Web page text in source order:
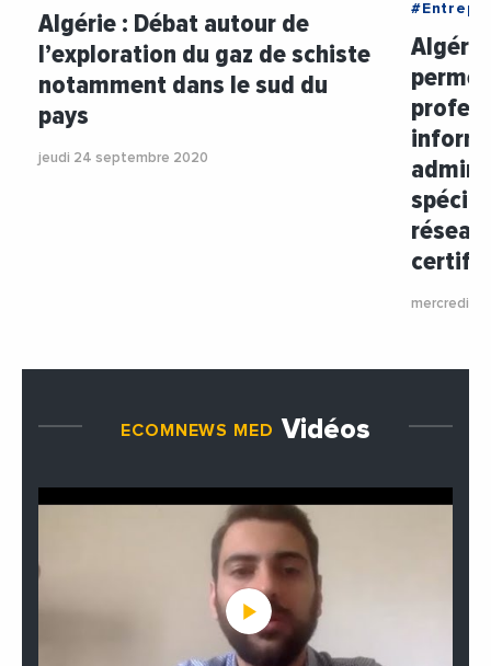
Algérie : Débat autour de
l’exploration du gaz de schiste
notamment dans le sud du
pays
jeudi 24 septembre 2020
mercredi 8
ECOMNEWS MED Vidéos